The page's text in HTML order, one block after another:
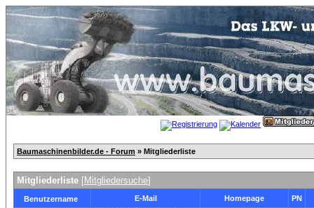
Baumaschinenbilder.de - Forum » Mitgliederliste
Mitgliederliste [Mitgliedersuche]
Benutzername E-Mail Homepage PN